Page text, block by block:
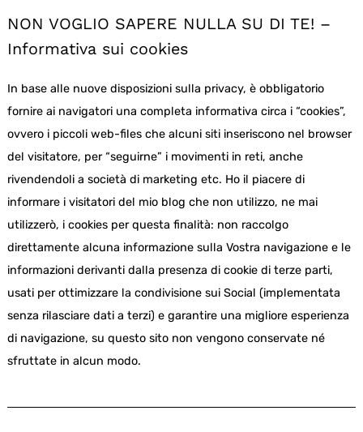
NON VOGLIO SAPERE NULLA SU DI TE! –
Informativa sui cookies
In base alle nuove disposizioni sulla privacy, è obbligatorio
fornire ai navigatori una completa informativa circa i “cookies”,
ovvero i piccoli web-files che alcuni siti inseriscono nel browser
del visitatore, per “seguirne” i movimenti in reti, anche
rivendendoli a società di marketing etc. Ho il piacere di
informare i visitatori del mio blog che non utilizzo, ne mai
utilizzerò, i cookies per questa finalità: non raccolgo
direttamente alcuna informazione sulla Vostra navigazione e le
informazioni derivanti dalla presenza di cookie di terze parti,
usati per ottimizzare la condivisione sui Social (implementata
senza rilasciare dati a terzi) e garantire una migliore esperienza
di navigazione, su questo sito non vengono conservate né
sfruttate in alcun modo.